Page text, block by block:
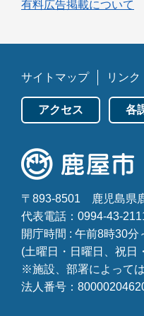
有料広告掲載について
サイトマップ リン
アクセス 各
〒893-8501
鹿児島県
代表電話：0994-43-
開庁時間 : 午前8時30分
(土曜日・日曜日、祝日
※施設、部署によって
法人番号：